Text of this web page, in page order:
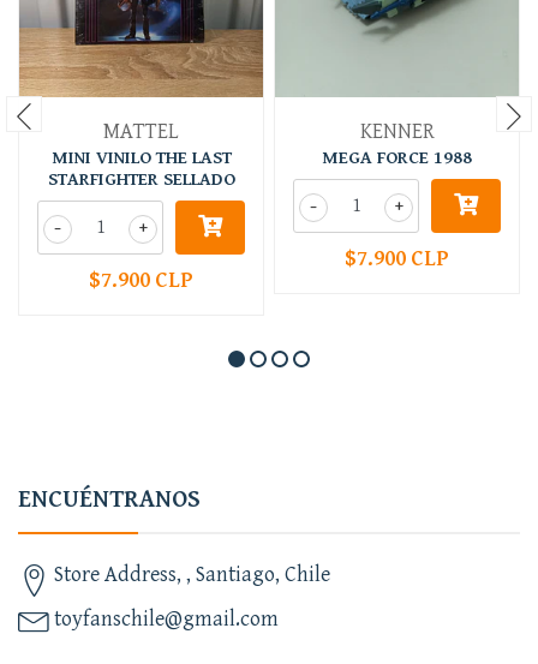
MATTEL
MINI VINILO THE LAST
STARFIGHTER SELLADO
+
-
$7.900 CLP
KENNER
MEGA FORCE 1988
+
-
$7.900 CLP
ENCUÉNTRANOS
Store Address, , Santiago, Chile
toyfanschile@gmail.com